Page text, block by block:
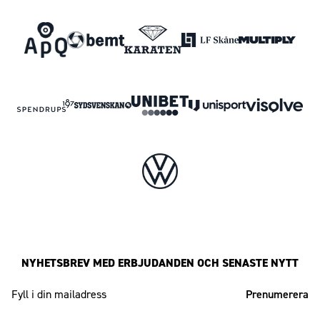
NYHETSBREV MED ERBJUDANDEN OCH SENASTE NYTT